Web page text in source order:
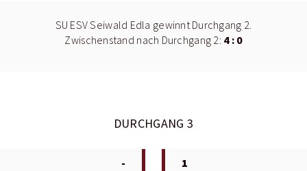
SU ESV Seiwald Edla gewinnt Durchgang 2.
Zwischenstand nach Durchgang 2: 4 : 0
DURCHGANG 3
- 1